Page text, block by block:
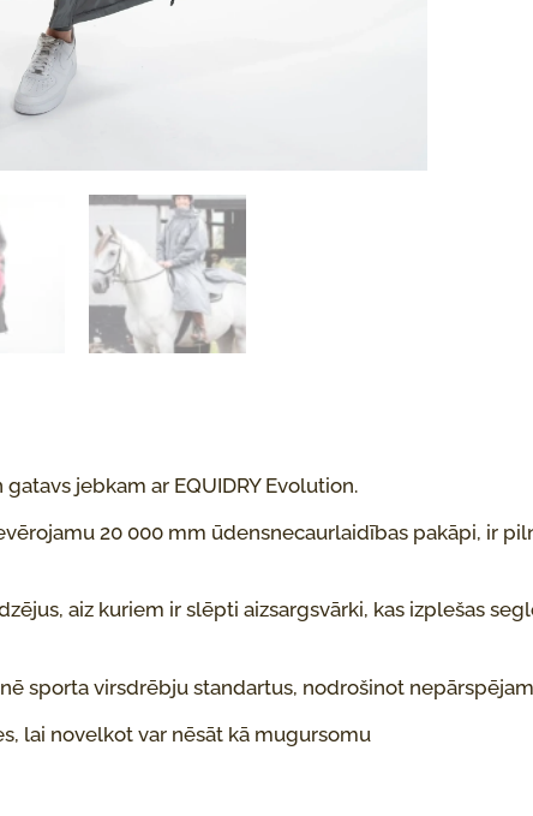
jebkam ar EQUIDRY Evolution.
20 000 mm ūdensnecaurlaidības pakāpi, ir
aiz kuriem ir slēpti aizsargsvārki, kas izplešas
sporta virsdrēbju standartus, nodrošinot
lai novelkot var nēsāt kā mugursomu